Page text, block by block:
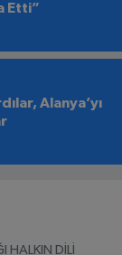
Etti”
Alanya’yı
HALKIN DİLİ